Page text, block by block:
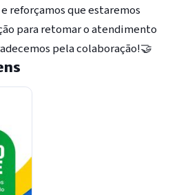
reforçamos que estaremos
para retomar o atendimento
pela colaboração!🤝